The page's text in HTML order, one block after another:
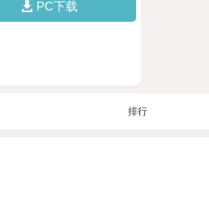
PC下载
排行